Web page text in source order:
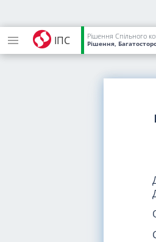
ІПС Рішення Спільного
Рішення,